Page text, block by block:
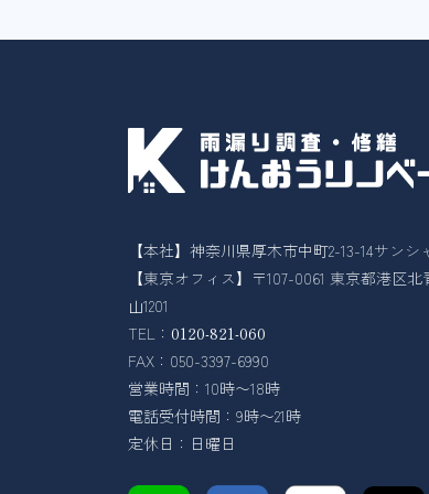
【本社】神奈川県厚木市中町2-13-14サンシ
【東京オフィス】〒107-0061 東京都港区
山1201
TEL： 0120-821-060
FAX：050-3397-6990
営業時間：10時〜18時
電話受付時間：9時〜21時
定休日：日曜日